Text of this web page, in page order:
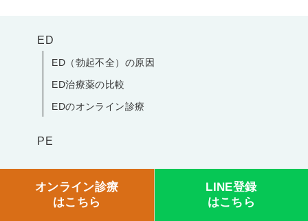
ED
ED（勃起不全）の原因
ED治療薬の比較
EDのオンライン診療
PE
全国クリニック
オンライン診療
はこちら
LINE登録
はこちら